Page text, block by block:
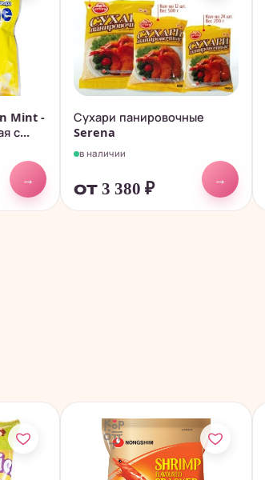
Mint -
с...
→
Сухари панировочные
Serena
в наличии
от 3 380 ₽
→